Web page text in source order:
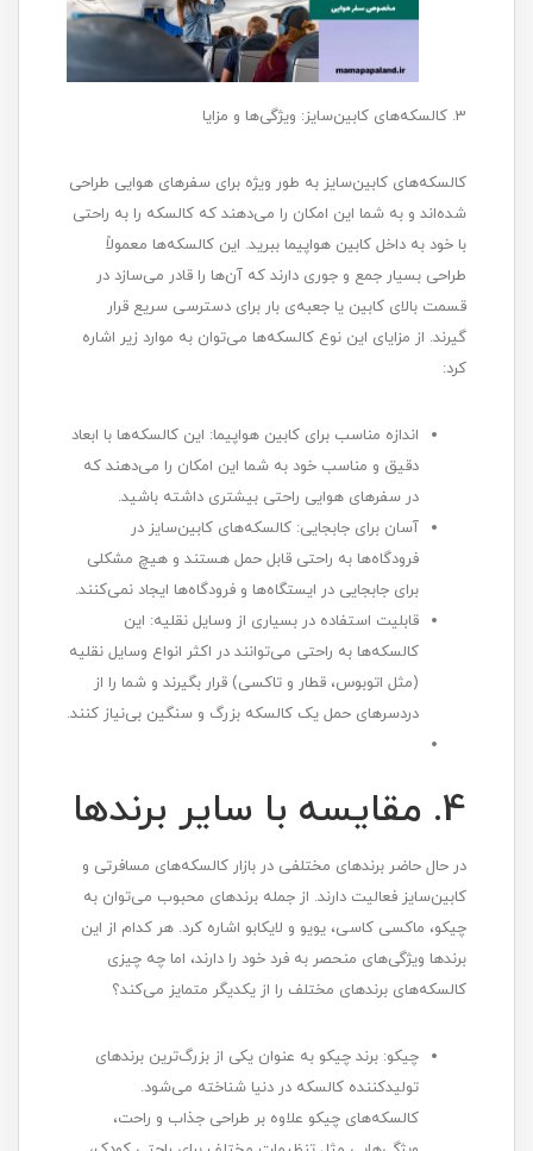
3. کالسکه‌های کابین‌سایز: ویژگی‌ها و مزایا
کالسکه‌های کابین‌سایز به طور ویژه برای سفرهای هوایی طراحی
شده‌اند و به شما این امکان را می‌دهند که کالسکه را به راحتی
با خود به داخل کابین هواپیما ببرید. این کالسکه‌ها معمولاً
طراحی بسیار جمع و جوری دارند که آن‌ها را قادر می‌سازد در
قسمت بالای کابین یا جعبه‌ی بار برای دسترسی سریع قرار
گیرند. از مزایای این نوع کالسکه‌ها می‌توان به موارد زیر اشاره
کرد:
اندازه مناسب برای کابین هواپیما: این کالسکه‌ها با ابعاد
دقیق و مناسب خود به شما این امکان را می‌دهند که
در سفرهای هوایی راحتی بیشتری داشته باشید.
آسان برای جابجایی: کالسکه‌های کابین‌سایز در
فرودگاه‌ها به راحتی قابل حمل هستند و هیچ مشکلی
برای جابجایی در ایستگاه‌ها و فرودگاه‌ها ایجاد نمی‌کنند.
قابلیت استفاده در بسیاری از وسایل نقلیه: این
کالسکه‌ها به راحتی می‌توانند در اکثر انواع وسایل نقلیه
(مثل اتوبوس، قطار و تاکسی) قرار بگیرند و شما را از
دردسرهای حمل یک کالسکه بزرگ و سنگین بی‌نیاز کنند.
4. مقایسه با سایر برندها
در حال حاضر برندهای مختلفی در بازار کالسکه‌های مسافرتی و
کابین‌سایز فعالیت دارند. از جمله برندهای محبوب می‌توان به
چیکو، ماکسی کاسی، یویو و لایکابو اشاره کرد. هر کدام از این
برندها ویژگی‌های منحصر به فرد خود را دارند، اما چه چیزی
کالسکه‌های برندهای مختلف را از یکدیگر متمایز می‌کند؟
چیکو: برند چیکو به عنوان یکی از بزرگ‌ترین برندهای
تولیدکننده کالسکه در دنیا شناخته می‌شود.
کالسکه‌های چیکو علاوه بر طراحی جذاب و راحت،